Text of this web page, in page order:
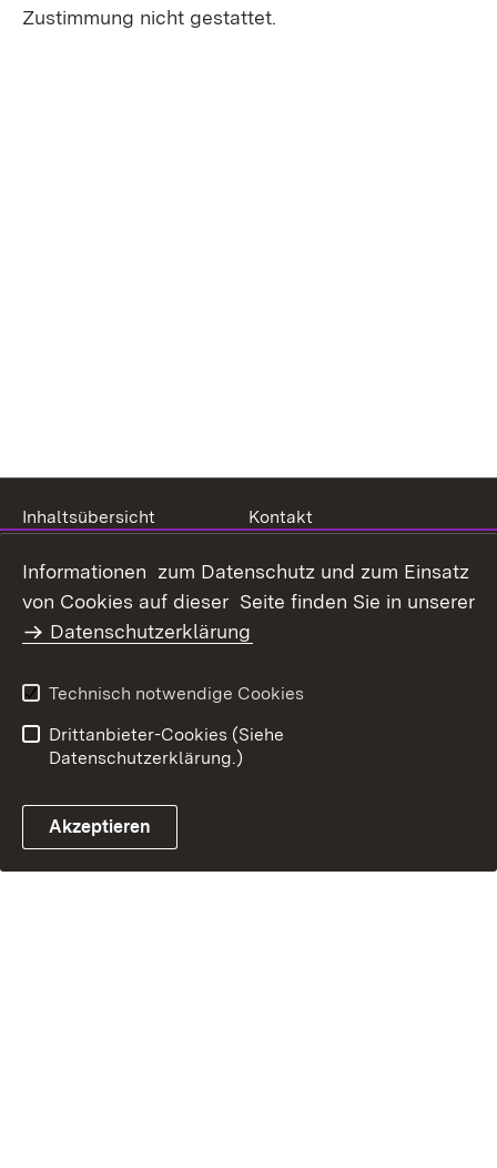
Zustimmung nicht gestattet.
Inhaltsübersicht
Kontakt
Barrierefreiheit
Benutzungshinweise
Impressum
Informationen zum Datenschutz und zum Einsatz
von Cookies auf dieser Seite finden Sie in unserer
Datenschutzerklärung
Technisch notwendige Cookies
Drittanbieter-Cookies (Siehe
Datenschutzerklärung.)
Akzeptieren